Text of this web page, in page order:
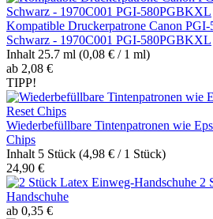
Kompatible Druckerpatrone Canon
Schwarz - 1970C001 PGI-580PGBKXL
Inhalt 25.7 ml (0,08 € / 1 ml)
ab 2,08 €
TIPP!
Wiederbefüllbare Tintenpatronen wie
Chips
Inhalt 5 Stück (4,98 € / 1 Stück)
24,90 €
2
Handschuhe
ab 0,35 €